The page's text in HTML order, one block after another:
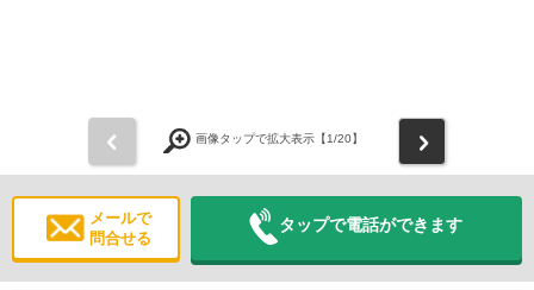
画像タップで拡大表示【1/20】
メールで
問合せる
タップで電話ができます